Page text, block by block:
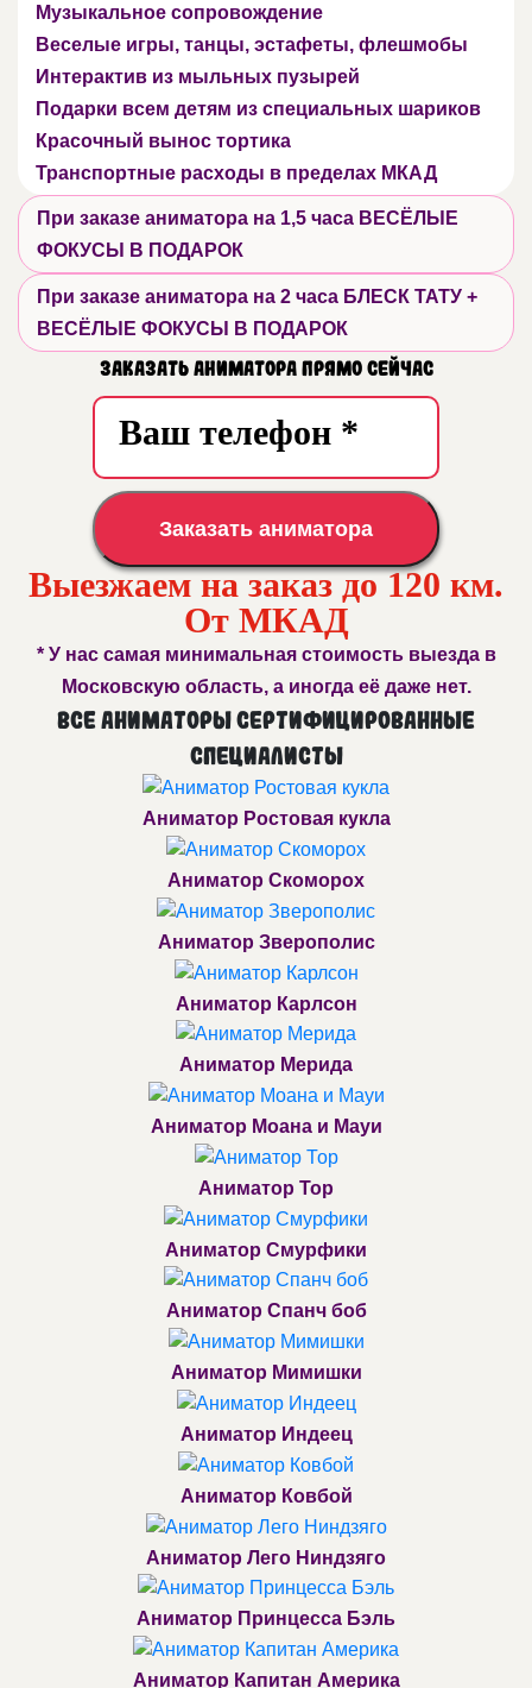
Музыкальное сопровождение
Веселые игры, танцы, эстафеты, флешмобы
Интерактив из мыльных пузырей
Подарки всем детям из специальных шариков
Красочный вынос тортика
Транспортные расходы в пределах МКАД
При заказе аниматора на 1,5 часа ВЕСЁЛЫЕ
ФОКУСЫ В ПОДАРОК
При заказе аниматора на 2 часа БЛЕСК ТАТУ +
ВЕСЁЛЫЕ ФОКУСЫ В ПОДАРОК
Заказать аниматора прямо сейчас
Заказать аниматора
Выезжаем на заказ до 120 км.
От МКАД
* У нас самая минимальная стоимость выезда в
Московскую область, а иногда её даже нет.
Все аниматоры сертифицированные
специалисты
Аниматор Ростовая кукла
Аниматор Скоморох
Аниматор Зверополис
Аниматор Карлсон
Аниматор Мерида
Аниматор Моана и Мауи
Аниматор Тор
Аниматор Смурфики
Аниматор Спанч боб
Аниматор Мимишки
Аниматор Индеец
Аниматор Ковбой
Аниматор Лего Ниндзяго
Аниматор Принцесса Бэль
Аниматор Капитан Америка